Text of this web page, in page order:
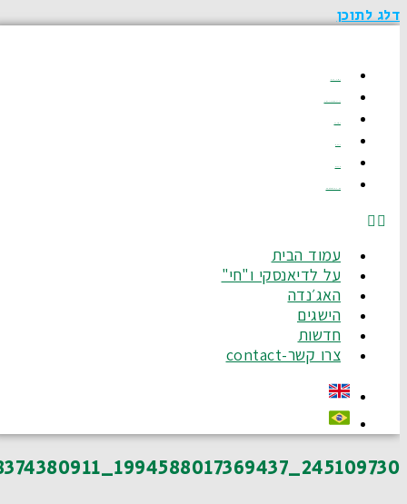
דלג לתוכן
עמוד הבית
על לדיאנסקי ו"חי"
האג׳נדה
הישגים
חדשות
צרו קשר-contact
245109730_1994588017369437_1098540698374380911_n